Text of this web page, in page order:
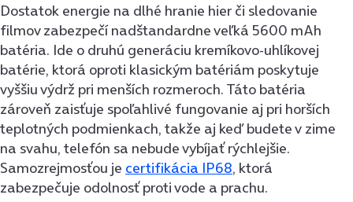
Dostatok energie na dlhé hranie hier či sledovanie
filmov zabezpečí nadštandardne veľká 5600 mAh
batéria. Ide o druhú generáciu kremíkovo-uhlíkovej
batérie, ktorá oproti klasickým batériám poskytuje
vyššiu výdrž pri menších rozmeroch. Táto batéria
zároveň zaisťuje spoľahlivé fungovanie aj pri horších
teplotných podmienkach, takže aj keď budete v zime
na svahu, telefón sa nebude vybíjať rýchlejšie.
Samozrejmosťou je certifikácia IP68, ktorá
zabezpečuje odolnosť proti vode a prachu.